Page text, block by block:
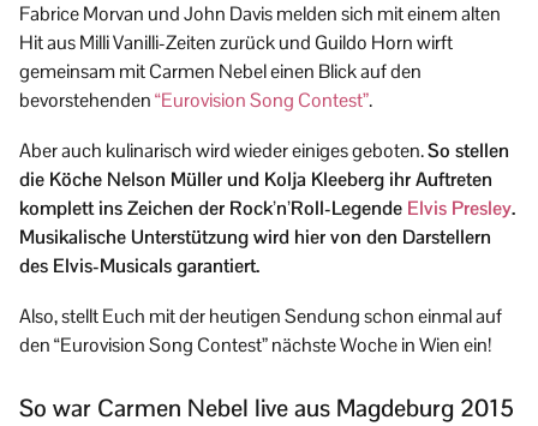
Fabrice Morvan und John Davis melden sich mit einem alten
Hit aus Milli Vanilli-Zeiten zurück und Guildo Horn wirft
gemeinsam mit Carmen Nebel einen Blick auf den
bevorstehenden“Eurovision Song Contest”.
Aber auch kulinarisch wird wieder einiges geboten.So stellen
die Köche Nelson Müller und Kolja Kleeberg ihr Auftreten
komplett ins Zeichen der Rock’n’Roll-Legende Elvis Presley.
Musikalische Unterstützung wird hier von den Darstellern
des Elvis-Musicals garantiert.
Also, stellt Euch mit der heutigen Sendung schon einmal auf
den “Eurovision Song Contest” nächste Woche in Wien ein!
So war Carmen Nebel live aus Magdeburg 2015